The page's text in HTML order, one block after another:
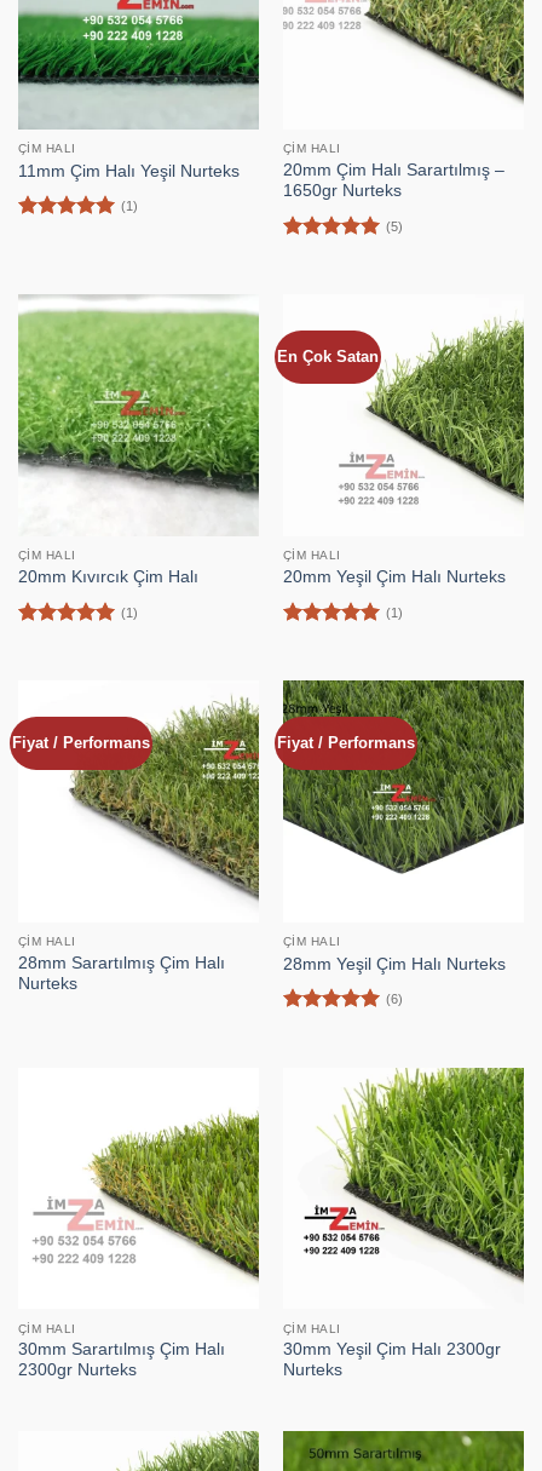
ÇIM HALI
11mm Çim Halı Yeşil Nurteks
(1)
ÇIM HALI
20mm Çim Halı Sarartılmış –
1650gr Nurteks
(5)
ÇIM HALI
20mm Kıvırcık Çim Halı
(1)
En Çok Satan
ÇIM HALI
20mm Yeşil Çim Halı Nurteks
(1)
Fiyat / Performans
ÇIM HALI
28mm Sarartılmış Çim Halı
Nurteks
Fiyat / Performans
ÇIM HALI
28mm Yeşil Çim Halı Nurteks
(6)
ÇIM HALI
30mm Sarartılmış Çim Halı
2300gr Nurteks
ÇIM HALI
30mm Yeşil Çim Halı 2300gr
Nurteks